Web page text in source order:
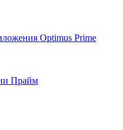
Optimus Prime
Прайм